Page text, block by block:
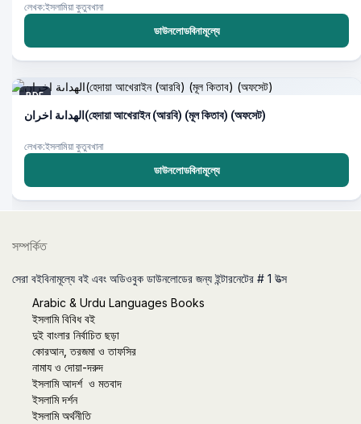
লেখক:ইসলামিয়া কুতুবখানা
ডাউনলোডবিনামূল্যে
PDF
الهداىة اخران(হেদায়া আখেরাইন (আরবি) (মূল কিতাব) (অফসেট)
লেখক:ইসলামিয়া কুতুবখানা
ডাউনলোডবিনামূল্যে
সম্পর্কিত
সেরা বইবিনামূল্যে বই এবং অডিওবুক ডাউনলোডের জন্য ইন্টারনেটের # 1 উত্স
Arabic & Urdu Languages Books
ইসলামি বিবিধ বই
দুই বাংলার নির্বাচিত ছড়া
কোরআন, তরজমা ও তাফসির
নামায ও দোয়া-দরুদ
ইসলামি আদর্শ ও মতবাদ
ইসলামি দর্শন
ইসলামি অর্থনীতি